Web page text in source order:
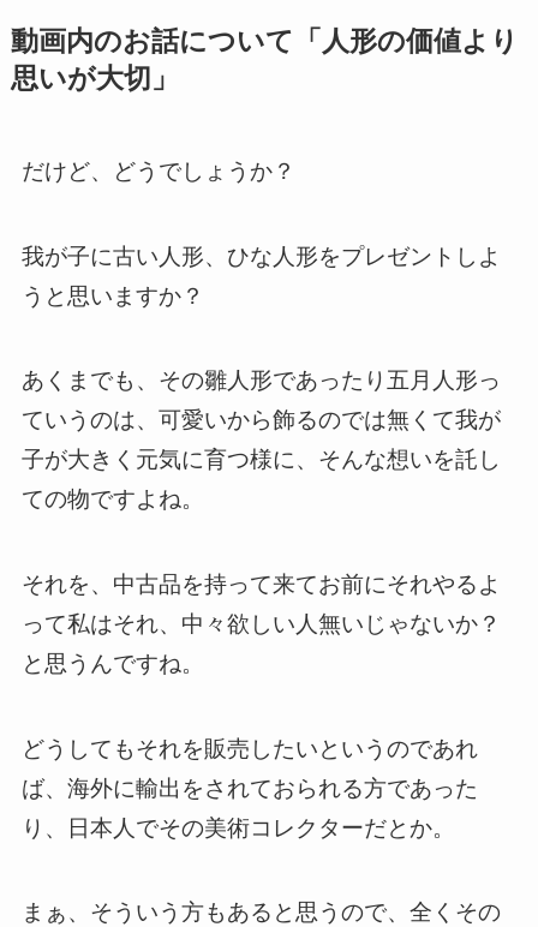
動画内のお話について「人形の価値より
思いが大切」
だけど、どうでしょうか？
我が子に古い人形、ひな人形をプレゼントしよ
うと思いますか？
あくまでも、その雛人形であったり五月人形っ
ていうのは、可愛いから飾るのでは無くて我が
子が大きく元気に育つ様に、そんな想いを託し
ての物ですよね。
それを、中古品を持って来てお前にそれやるよ
って私はそれ、中々欲しい人無いじゃないか？
と思うんですね。
どうしてもそれを販売したいというのであれ
ば、海外に輸出をされておられる方であった
り、日本人でその美術コレクターだとか。
まぁ、そういう方もあると思うので、全くその